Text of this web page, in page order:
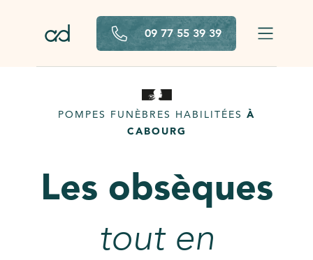
09 77 55 39 39
POMPES FUNÈBRES HABILITÉES À
CABOURG
Les obsèques
tout en